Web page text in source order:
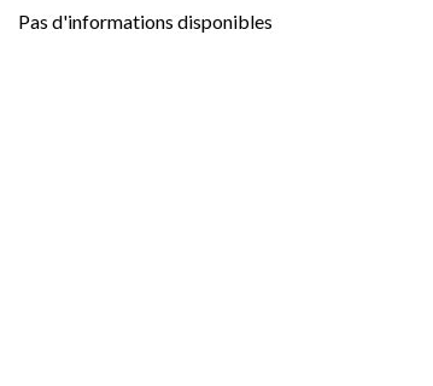
Pas d'informations disponibles